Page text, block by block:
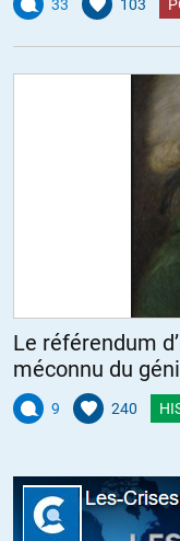
un contexte tout
Le plus triste c’est de
ALERTER
Macarel//
Que ce soit dans leurs
mater des
hésité à utiliser la
L’histoire est riche en
latitudes.
33 103
Le référendum
méconnu du
9 240